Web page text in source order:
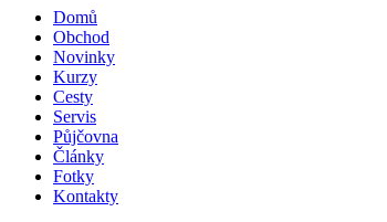
Domů
Obchod
Novinky
Kurzy
Cesty
Servis
Půjčovna
Články
Fotky
Kontakty